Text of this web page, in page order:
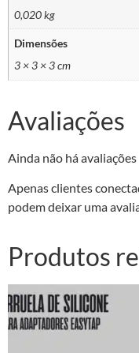
0,020 kg
Dimensões
3 × 3 × 3 cm
Avaliações
Ainda não há avaliações
Apenas clientes
podem deixar uma
Produtos